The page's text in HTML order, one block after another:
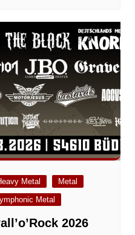
Metal
Metal
Metal
2026